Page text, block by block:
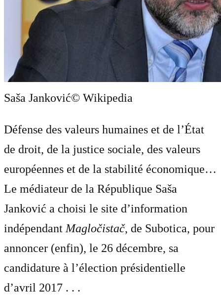
Saša Janković© Wikipedia
Défense des valeurs humaines et de l’État
de droit, de la justice sociale, des valeurs
européennes et de la stabilité économique…
Le médiateur de la République Saša
Janković a choisi le site d’information
indépendantMagločistač, de Subotica, pour
annoncer (enfin), le 26 décembre, sa
candidature à l’élection présidentielle
d’avril 2017 . . .